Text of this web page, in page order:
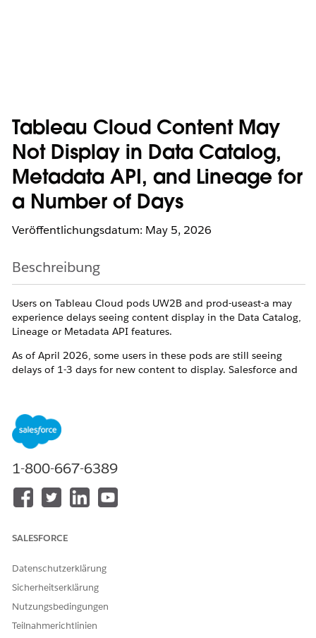
Tableau Cloud Content May
Not Display in Data Catalog,
Metadata API, and Lineage for
a Number of Days
Veröffentlichungsdatum: May 5, 2026
Beschreibung
Users on Tableau Cloud pods UW2B and prod-useast-a may
experience delays seeing content display in the Data Catalog,
Lineage or Metadata API features.
As of April 2026, some users in these pods are still seeing
delays of 1-3 days for new content to display. Salesforce and
If you see delays longer than 3 days, or Data Catalog displays
unexpected references to deleted content, please contact
Tableau Technical Support for assistance.
Zusätzliche Ressourcen
id=005299348&type=1
Nummer des Knowledge-Artikels
005321716
1-800-667-6389
SALESFORCE
Datenschutzerklärung
Sicherheitserklärung
Nutzungsbedingungen
Teilnahmerichtlinien